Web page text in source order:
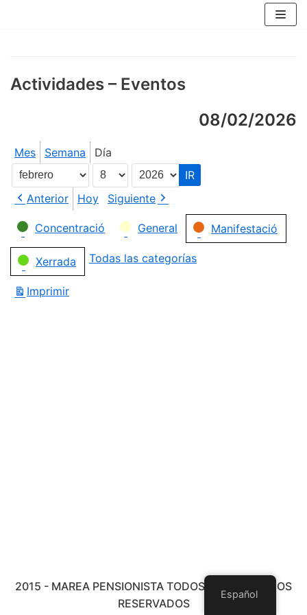
Actividades – Eventos
08/02/2026
Mes Semana Día
Mes
Día
Año
Anterior
Hoy
Siguiente
Categorías
Concentració General Manifestació
Xerrada Todas las categorías
Imprimir
2015 - MAREA PENSIONISTA TODOS LOS DERECHOS
RESERVADOS
Español